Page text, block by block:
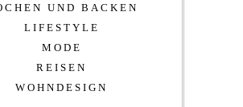
UND BACKEN
LIFESTYLE
MODE
REISEN
WOHNDESIGN